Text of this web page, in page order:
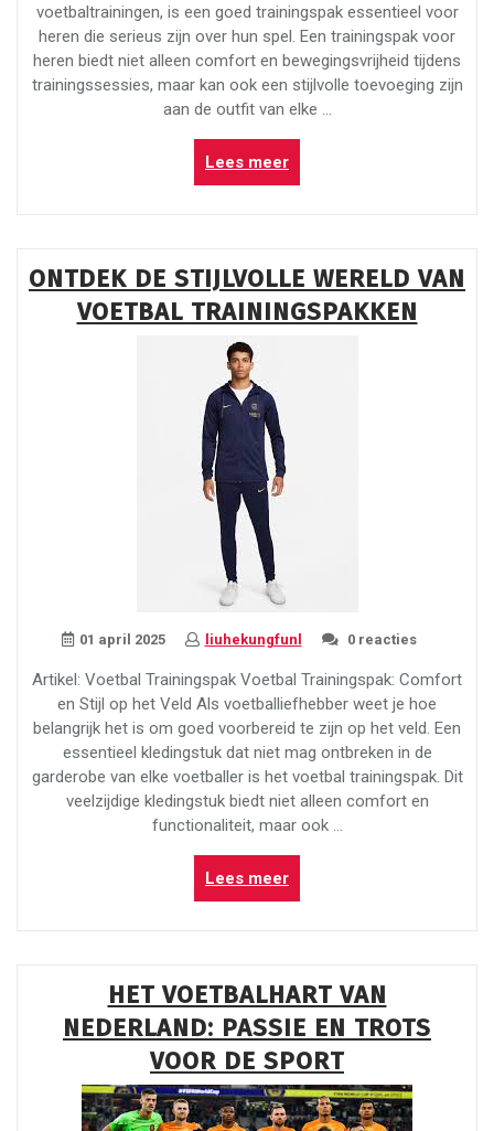
voetbaltrainingen, is een goed trainingspak essentieel voor
heren die serieus zijn over hun spel. Een trainingspak voor
heren biedt niet alleen comfort en bewegingsvrijheid tijdens
trainingssessies, maar kan ook een stijlvolle toevoeging zijn
aan de outfit van elke …
Lees meer“Stijlvol
Trainingspak
Heren
ONTDEK DE STIJLVOLLE WERELD VAN
VOETBAL TRAININGSPAKKEN
01 april 2025 liuhekungfunl 0 reacties
Artikel: Voetbal Trainingspak Voetbal Trainingspak: Comfort
en Stijl op het Veld Als voetballiefhebber weet je hoe
belangrijk het is om goed voorbereid te zijn op het veld. Een
essentieel kledingstuk dat niet mag ontbreken in de
garderobe van elke voetballer is het voetbal trainingspak. Dit
veelzijdige kledingstuk biedt niet alleen comfort en
functionaliteit, maar ook …
Lees meer“Ontdek
de
Stijlvolle
Voetbal
Trainingspakken”
HET VOETBALHART VAN
NEDERLAND: PASSIE EN TROTS
VOOR DE SPORT